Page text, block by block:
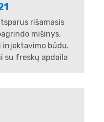
rišamasis
mišinys,
injektavimo būdu.
su freskų apdaila